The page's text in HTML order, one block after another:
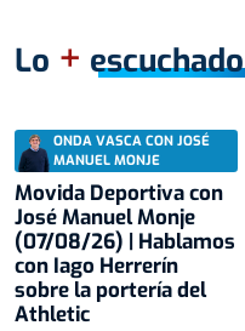
Lo + escuchado
ONDA VASCA CON JOSÉ
MANUEL MONJE
Movida Deportiva con
José Manuel Monje
(07/08/26) | Hablamos
con Iago Herrerín
sobre la portería del
Athletic